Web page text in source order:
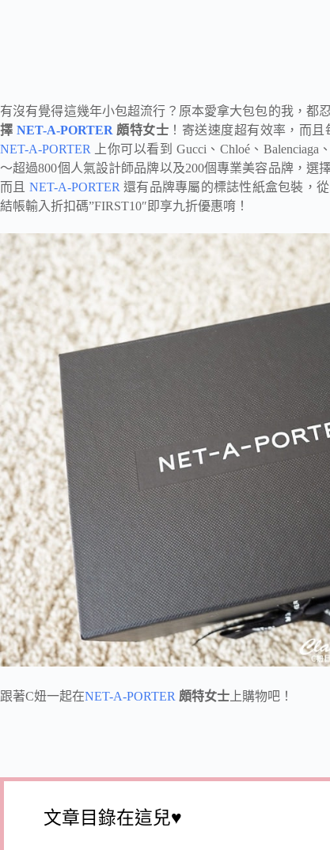
有沒有覺得這幾年小包超流行？原本愛拿大包包的我，都
擇 NET-A-PORTER 頗特女士 ！寄送速度超有效率，而
NET-A-PORTER
上你可以看到 Gucci、Chloé、Balenciaga
～超過800個人氣設計師品牌以及200個專業美容品牌，選
而且 NET-A-PORTER 還有品牌專屬的標誌性紙盒包裝，
結帳輸入折扣碼”FIRST10″即享九折優惠唷！
跟著C妞一起在NET-A-PORTER 頗特女士 上購物吧！
文章目錄在這兒♥